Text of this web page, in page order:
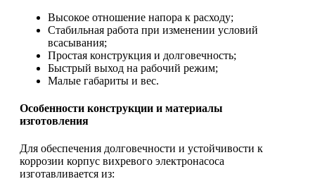
Высокое отношение напора к расходу;
Стабильная работа при изменении условий
всасывания;
Простая конструкция и долговечность;
Быстрый выход на рабочий режим;
Малые габариты и вес.
Особенности конструкции и материалы
изготовления
Для обеспечения долговечности и устойчивости к
коррозии корпус вихревого электронасоса
изготавливается из: